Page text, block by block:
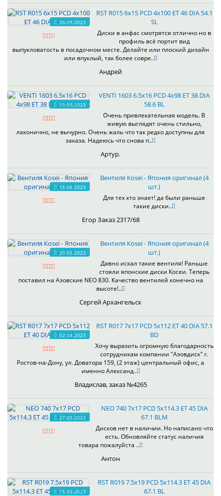
26.09.2023
RST R015 6x15 PCD 4x100 ET 46 DIA 54.1
SL
Диски в анфас смотрятся отлично но в
профиль всё портит вид
выпукловатость в посадочном месте. Делайте или плоский дизайн
или впуклый, так более совре..
Андрей
19.09.2023
VENTI 1603 6.5x16 PCD 4x98 ET 38 DIA
58.6 BL
Очень привлекательная модель. В
живую выглядят очень стильно,
лаконично, не вычурно. Очень жаль что так редко доступны для
заказа. Надеюсь что снова п..
Артур.
18.06.2023
Вентиля Kosei - Япония оригинал (4
шт.)
Для тех кто знает! да были раньше
такие диски..
Егор Заказ 2317/68
20.05.2023
Вентиля Kosei - Япония оригинал (4
шт.)
Давно искал такие вентиля! Раньше
стояли японские диски Косеи. Теперь
поставил на Азовские NEO 830. Качество вентилей конечно на
высоте!..
Сергей Архангельск
02.04.2023
RST R017 7x17 PCD 5x112 ET 40 DIA 57.1
BD
Хочу выразить огромную благодарность
сотрудникам компании "Азовдиск" г.
Ростов-на-Дону, ул. Доватора 159, (2 этаж) центральный офис, а
именно Александ..
Владислав, заказ №4265
27.03.2023
NEO 740 7x17 PCD 5x114.3 ET 45 DIA
67.1 BLM
Дисков нет в наличии. Но написано что
есть. Обновляйте статус наличия
товара пожалуйста ..
Антон
15.03.2023
RST R019 7.5x19 PCD 5x114.3 ET 45 DIA
67.1 BL